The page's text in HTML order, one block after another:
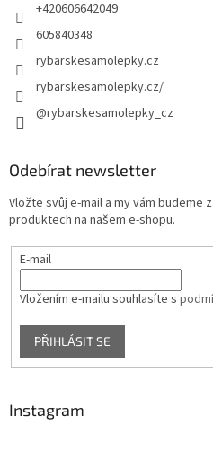
+420606642049
605840348
rybarskesamolepky.cz
rybarskesamolepky.cz/
@rybarskesamolepky_cz
Odebírat newsletter
Vložte svůj e-mail a my vám budeme
produktech na našem e-shopu.
E-mail
Vložením e-mailu souhlasíte s
PŘIHLÁSIT SE
Instagram